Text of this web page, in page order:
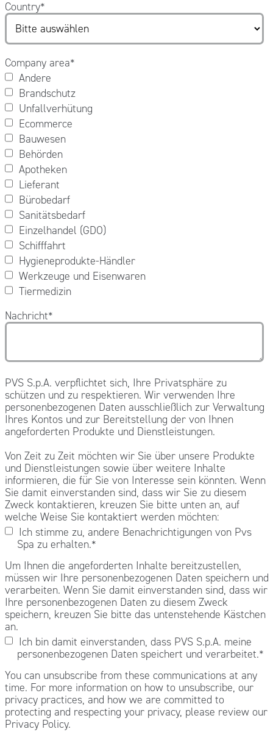
Country*
Company area*
Andere
Brandschutz
Unfallverhütung
Ecommerce
Bauwesen
Behörden
Apotheken
Lieferant
Bürobedarf
Sanitätsbedarf
Einzelhandel (GDO)
Schifffahrt
Hygieneprodukte-Händler
Werkzeuge und Eisenwaren
Tiermedizin
Nachricht*
PVS S.p.A. verpflichtet sich, Ihre Privatsphäre zu
schützen und zu respektieren. Wir verwenden Ihre
personenbezogenen Daten ausschließlich zur Verwaltung
Ihres Kontos und zur Bereitstellung der von Ihnen
angeforderten Produkte und Dienstleistungen.
Von Zeit zu Zeit möchten wir Sie über unsere Produkte
und Dienstleistungen sowie über weitere Inhalte
informieren, die für Sie von Interesse sein könnten. Wenn
Sie damit einverstanden sind, dass wir Sie zu diesem
Zweck kontaktieren, kreuzen Sie bitte unten an, auf
welche Weise Sie kontaktiert werden möchten:
Ich stimme zu, andere Benachrichtigungen von Pvs
Spa zu erhalten.*
Um Ihnen die angeforderten Inhalte bereitzustellen,
müssen wir Ihre personenbezogenen Daten speichern und
verarbeiten. Wenn Sie damit einverstanden sind, dass wir
Ihre personenbezogenen Daten zu diesem Zweck
speichern, kreuzen Sie bitte das untenstehende Kästchen
an.
Ich bin damit einverstanden, dass PVS S.p.A. meine
personenbezogenen Daten speichert und verarbeitet.*
You can unsubscribe from these communications at any
time. For more information on how to unsubscribe, our
privacy practices, and how we are committed to
protecting and respecting your privacy, please review our
Privacy Policy.